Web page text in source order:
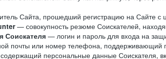
Сайта, прошедший регистрацию на Сайте с
— совокупность резюме Соискателей,
Соискателя — логин и пароль для входа на
почты или номер телефона, поддерживающий
персональные данные Соискателя,